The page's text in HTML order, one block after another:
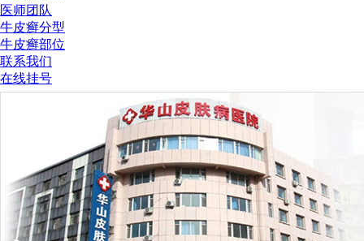
医师团队
牛皮癣分型
牛皮癣部位
联系我们
在线挂号